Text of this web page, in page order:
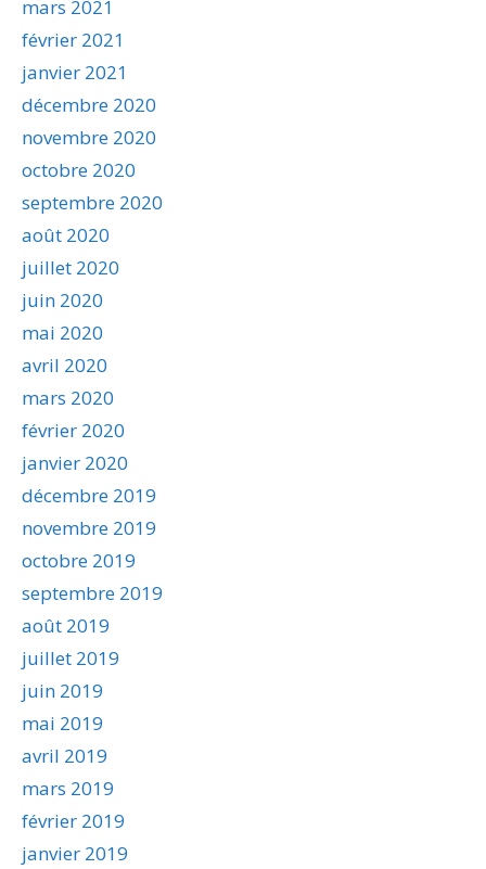
mars 2021
février 2021
janvier 2021
décembre 2020
novembre 2020
octobre 2020
septembre 2020
août 2020
juillet 2020
juin 2020
mai 2020
avril 2020
mars 2020
février 2020
janvier 2020
décembre 2019
novembre 2019
octobre 2019
septembre 2019
août 2019
juillet 2019
juin 2019
mai 2019
avril 2019
mars 2019
février 2019
janvier 2019